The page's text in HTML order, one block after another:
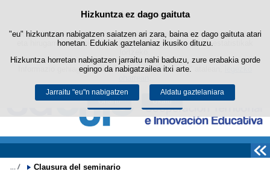
Cookie politika
Webgune honek berezko cookie-ak erabiltzen ditu nabigazioa errazteko
eta hirugarrenen cookie-ak erabilera- eta gogobetetasun-estatistikak
Informazio gehiago lor dezakezu gure "Cookie-ak" atalean,
Onartu Ukatu
Hizkuntza ez dago gaituta
"eu" hizkuntzan nabigatzen saiatzen ari zara, baina ez dago gaituta atari
honetan. Edukiak gaztelaniaz ikusiko dituzu.
Hizkuntza horretan nabigatzen jarraitu nahi baduzu, zure erabakia gorde
egingo da nabigatzailea itxi arte.
Jarraitu "eu"n nabigatzen Aldatu gaztelaniara
Edukira salto egin
Clausura del seminario